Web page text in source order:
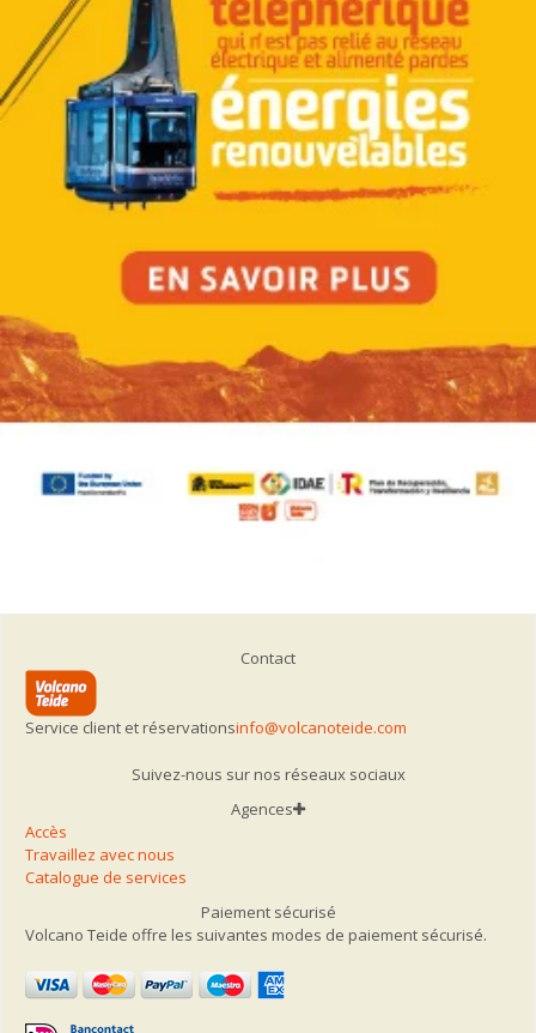
Contact
Service client et réservationsinfo@volcanoteide.com
Suivez-nous sur nos réseaux sociaux
Agences
Accès
Travaillez avec nous
Catalogue de services
Paiement sécurisé
Volcano Teide offre les suivantes modes de paiement sécurisé.